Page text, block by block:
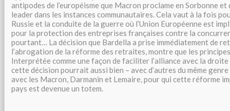
antipodes de l’européisme que Macron proclame en Sorbonne
leader dans les instances communautaires. Cela vaut à la fois
Russie et la conduite de la guerre où l’Union Européenne est
pour la protection des entreprises françaises contre la
pourtant… La décision que Bardella a prise immédiatement de
l’abrogation de la réforme des retraites, montre que les
Interprétée comme une façon de faciliter l’alliance avec la
cette décision pourrait aussi bien – avec d’autres du même
avec les Macron, Darmanin et Lemaire, pour qui cette réforme
pays est devenue un totem.